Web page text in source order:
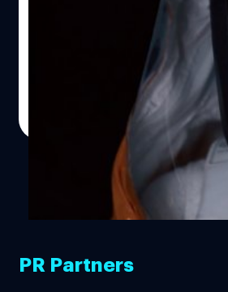
Arrival คือหนังไซไฟที่ก่อกระแสล่าร
ยาวมาถึงต้นปีนี้ โดยมีความหวังจะเ
และเป็นผลงานกำกับของ เดนนิส วิ
หลากหนังดราม่าซับซ้อนด้วยพลอตน่
อย่าง Prisoners กับ Enemy
ในปีนี้เขายังจะมีหนังภาคต่อในตำนา
2049 มาให้ชมอีกเรื่อง นับเป็นปีที่เ
เดียว สำหรับเรื่องนี้มือเขียนบท อีริค
ในแนวแฟนตาซีสยองขวัญทั้งหนังรี
on Elm Street (2010) The Thing
กับ Lights Out (2016) ก็ได้นำนิยาย
เรื่อง Story of Your Life and
นำมาใช้เป็นชื่อหนังเช่นกัน ทว่าคนที่ไ
| 3502 days ago
PR Partners